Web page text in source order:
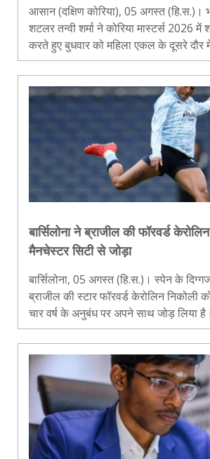
आसान (दक्षिण कोरिया), 05 अगस्त (हि.स.)।
शटलर तन्वी शर्मा ने कोरिया मास्टर्स 2026
करते हुए बुधवार को महिला एकल के दूसरे दौर
तीसरी वरीयता प्राप्त 17 वर्षीय तन्वी ने
सीधे गेमों मे..
बार्सिलोना ने ब्राजील की फॉरवर्ड
मैनचेस्टर सिटी से जोड़ा
बार्सिलोना, 05 अगस्त (हि.स.)। स्पेन के
ब्राजील की स्टार फॉरवर्ड केरोलिन निकोली
चार वर्ष के अनुबंध पर अपने साथ जोड़ लिया
2018 में सीनियर पदार्पण करने वाली
कोपा..